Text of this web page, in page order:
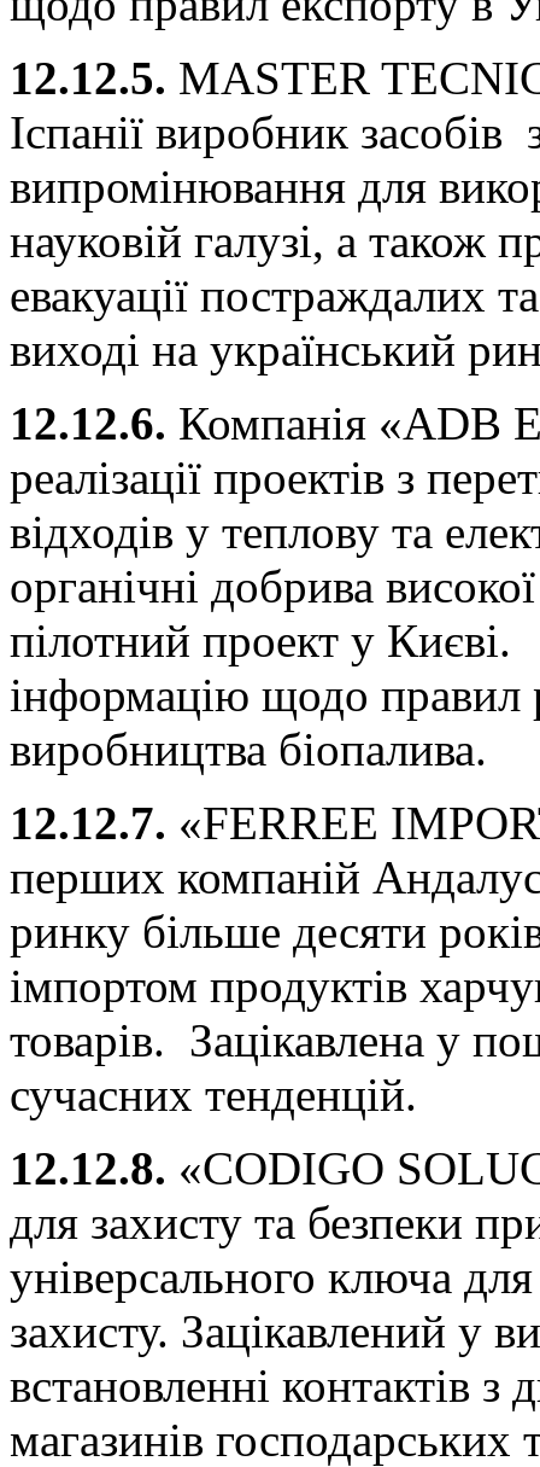
12.12.5. MASTER
Іспанії виробник засобів
випромінювання для
науковій галузі, а також
евакуації постраждалих
виході на український
12.12.6. Компанія «ADB
реалізації проектів з
відходів у теплову та
органічні добрива
пілотний проект у
інформацію щодо правил
виробництва біопалива.
12.12.7. «FERREE
перших компаній
ринку більше десяти
імпортом продуктів
товарів. Зацікавлена у
сучасних тенденцій.
12.12.8. «CODIGO
для захисту та безпеки
універсального ключа
захисту. Зацікавлений у
встановленні контактів
магазинів